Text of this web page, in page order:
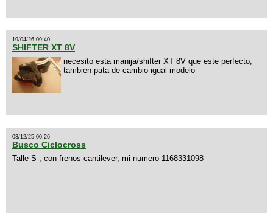
19/04/26 09:40
SHIFTER XT 8V
necesito esta manija/shifter XT 8V que este perfecto,
tambien pata de cambio igual modelo
03/12/25 00:26
Busco Ciclocross
Talle S , con frenos cantilever, mi numero 1168331098